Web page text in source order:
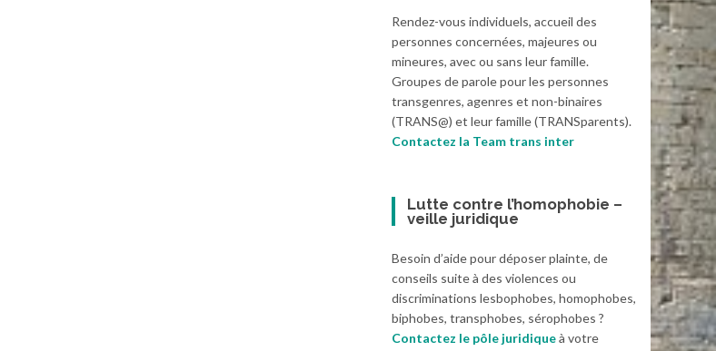
Rendez-vous individuels, accueil des
personnes concernées, majeures ou
mineures, avec ou sans leur famille.
Groupes de parole pour les personnes
transgenres, agenres et non-binaires
(TRANS@) et leur famille (TRANSparents).
Contactez la Team trans inter
Lutte contre l’homophobie –
veille juridique
Besoin d’aide pour déposer plainte, de
conseils suite à des violences ou
discriminations lesbophobes, homophobes,
biphobes, transphobes, sérophobes ?
Contactez le pôle juridiqueà votre